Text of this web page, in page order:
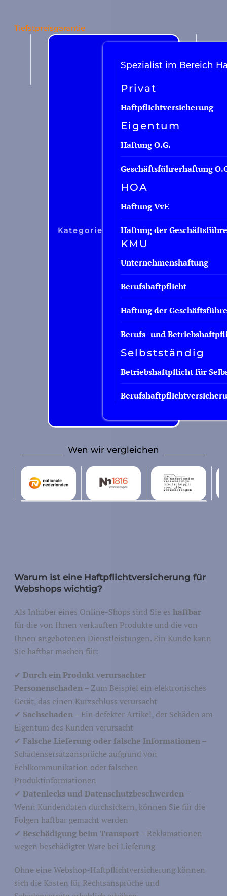
Transporterversicherung
Motorradversicherung
Anhänger
LKW
Taxiversicherung
Flotte
Wohlbefinden
Persoonlijke
Einzelhandel
Personal und Arbeit
FinanziellDiensturlaub
Design und Entwicklung
Gerechtigkeit
Öffentliche Verwaltung
Landwirtschaft
Natur
Medien und Journalismus
Kommunikation und Marketing
Tiefstpreisgarantie
Kategorie
Spezialist im Bereich
Privat
Haftpflichtversicherung
Eigentum
Haftung O.G.
Geschäftsführerhaftung
HOA
Haftung VvE
Haftung der
KMU
Unternehmenshaftung
Berufshaftpflicht
Haftung der
Berufs- und
Selbstständig
Betriebshaftpflicht für
Wen wir vergleichen
Warum ist eine Haftpflichtversicherung für
Webshops wichtig?
Als Inhaber eines Online-Shops sind Sie es haftbar
für die von Ihnen verkauften Produkte und die von
Ihnen angebotenen Dienstleistungen. Ein Kunde kann
Sie haftbar machen für:
✔ Durch ein Produkt verursachter
Personenschaden– Zum Beispiel ein elektronisches
Gerät, das einen Kurzschluss verursacht
✔ Sachschaden– Ein defekter Artikel, der Schäden am
Eigentum des Kunden verursacht
✔ Falsche Lieferung oder falsche Informationen–
Schadensersatzansprüche aufgrund von
Fehlkommunikation oder falschen
Produktinformationen
✔ Datenlecks und Datenschutzbeschwerden–
Wenn Kundendaten durchsickern, können Sie für die
Folgen haftbar gemacht werden
✔ Beschädigung beim Transport– Reklamationen
wegen beschädigter Ware bei Lieferung
Ohne eine Webshop-Haftpflichtversicherung können
sich die Kosten für Rechtsansprüche und